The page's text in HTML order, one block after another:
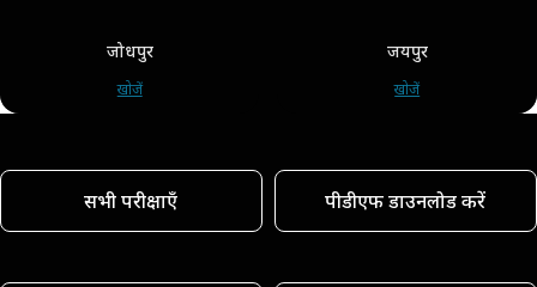
जोधपुर
खोजें
जयपुर
खोजें
सभी परीक्षाएँ पीडीएफ डाउनलोड करें